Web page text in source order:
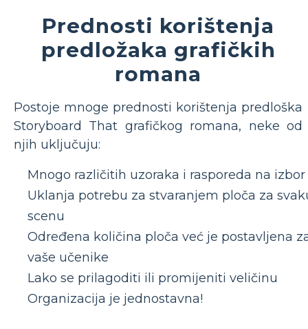
Prednosti korištenja
predložaka grafičkih
romana
Postoje mnoge prednosti korištenja predloška
Storyboard That grafičkog romana, neke od
njih uključuju:
Mnogo različitih uzoraka i rasporeda na izbor
Uklanja potrebu za stvaranjem ploča za
scenu
Određena količina ploča već je postavljena
vaše učenike
Lako se prilagoditi ili promijeniti veličinu
Organizacija je jednostavna!